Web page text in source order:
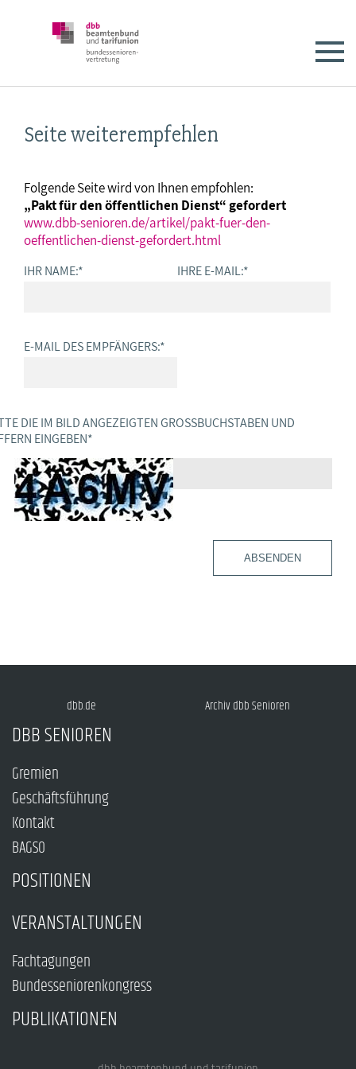
Seite weiterempfehlen
Folgende Seite wird von Ihnen empfohlen:
„Pakt für den öffentlichen Dienst“ gefordert
www.dbb-senioren.de/artikel/pakt-fuer-den-
oeffentlichen-dienst-gefordert.html
IHR NAME:* IHRE E-MAIL:*
E-MAIL DES EMPFÄNGERS:*
DIE IM BILD ANGEZEIGTEN GROSSBUCHSTABEN UND Z
EINGEBEN *
ABSENDEN
dbb.de Archiv dbb Senioren
DBB SENIOREN
Gremien
Geschäftsführung
Kontakt
BAGSO
POSITIONEN
VERANSTALTUNGEN
Fachtagungen
Bundesseniorenkongress
PUBLIKATIONEN